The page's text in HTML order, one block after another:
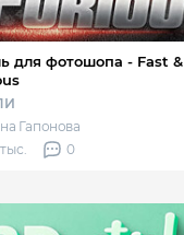
для фотошопа - Fast &
Гапонова
тыс.
0